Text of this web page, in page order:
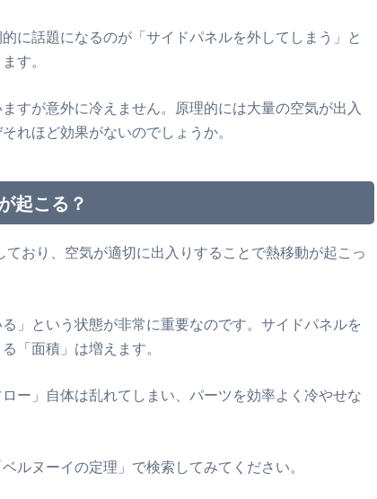
に話題になるのが「サイドパネルを外してしまう」と
す。
すが意外に冷えません。原理的には大量の空気が出入
れほど効果がないのでしょうか。
起こる？
おり、空気が適切に出入りすることで熱移動が起こっ
」という状態が非常に重要なのです。サイドパネルを
「面積」は増えます。
ー」自体は乱れてしまい、パーツを効率よく冷やせな
ルヌーイの定理」で検索してみてください。